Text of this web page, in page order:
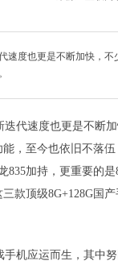
速度也更是不断加快，
代速度也更是不断
，至今也依旧不落
加持，更重要的
款顶级8G+128G国产
机应运而生，其中